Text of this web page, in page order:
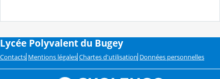
Lycée Polyvalent du Bugey
Contacts Mentions légales Chartes d'utilisation Données personnelles